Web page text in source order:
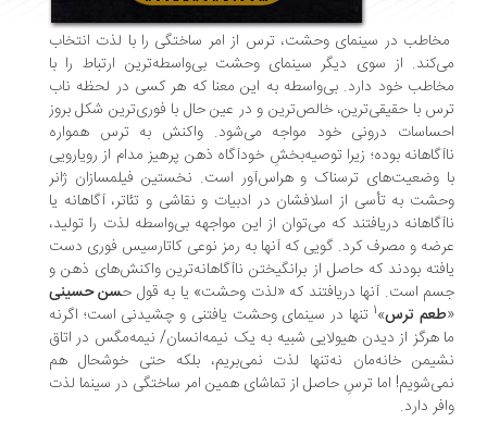
در سینمای وحشت، ترس از امر ساختگی را با لذت انتخاب
از سوی دیگر سینمای وحشت بی‌واسطه‌ترین ارتباط را با
خود دارد. بی‌واسطه به این معنا که هر کسی در لحظه ناب
با حقیقی‌ترین، خالص‌ترین و در عین حال با فوری‌ترین شکل بروز
درونی خود مواجه می‌شود. واکنش به ترس همواره
بوده؛ زیرا توصیه‌بخشِ خودآگاه ذهن پرهیز مدام از رویارویی
وضعیت‌های ترسناک و هراس‌آور است. نخستین‌ فیلمسازان ژانر
به تأسی از اسلافشان در ادبیات و نقاشی و تئاتر، آگاهانه یا
دریافتند که می‌توان از این مواجهه بی‌واسطه لذت را تولید،
و مصرف کرد. گویی که آنها به رمز نوعی کاتارسیس فوری دست
بودند که حاصل از برانگیختن ناآگاهانه‌ترین واکنش‌های ذهن و
است. آنها دریافتند که «لذت وحشت» یا به قول ح سن حسینی
طعم ترس» تنها در سینمای وحشت یافتنی و چشیدنی است؛ اگرنه
هرگز از دیدن هیولایی شبیه به یک نیمه‌انسان/ نیمه‌مگس در اتاق
خانه‌مان نه‌تنها لذت نمی‌بریم، بلکه حتی خوشحال هم
اما ترسِ حاصل از تماشای همین امر ساختگی در سینما لذت
دارد.